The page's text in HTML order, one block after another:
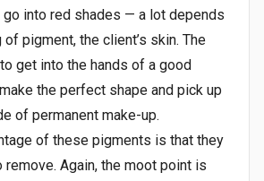
go into red shades — a lot depends
pigment, the client’s skin. The
get into the hands of a good
the perfect shape and pick up
of permanent make-up.
of these pigments is that they
remove. Again, the moot point is